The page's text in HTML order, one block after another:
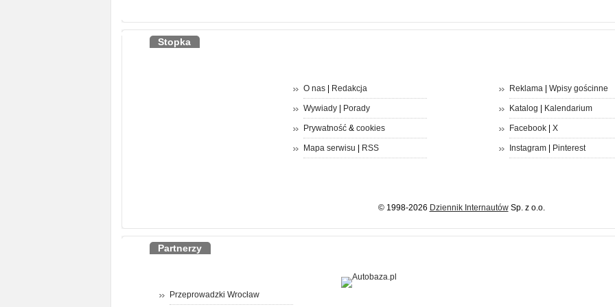
Stopka
O nas| Redakcja
Wywiady| Porady
Prywatność& cookies
Mapa serwisu RSS
Reklama| Wpisy gościnne
Katalog Kalendarium
Facebook| X
Instagram| Pinterest
© 1998-2026 Dziennik InternautówSp. z o.o.
Partnerzy
Przeprowadzki Wrocław